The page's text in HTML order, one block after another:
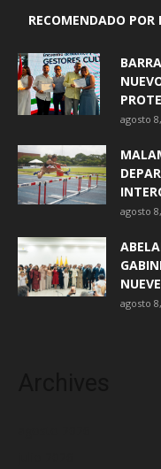
RECOMENDADO POR
agosto
agosto
agosto